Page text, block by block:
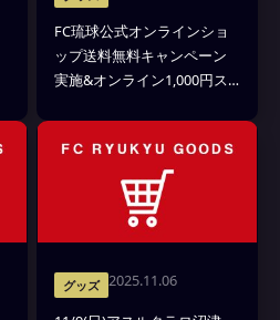
FC琉球公式オンラインショ
ップ送料無料キャンペーン
実施&オンライン1,000円ス
グッズ 2025.11.06